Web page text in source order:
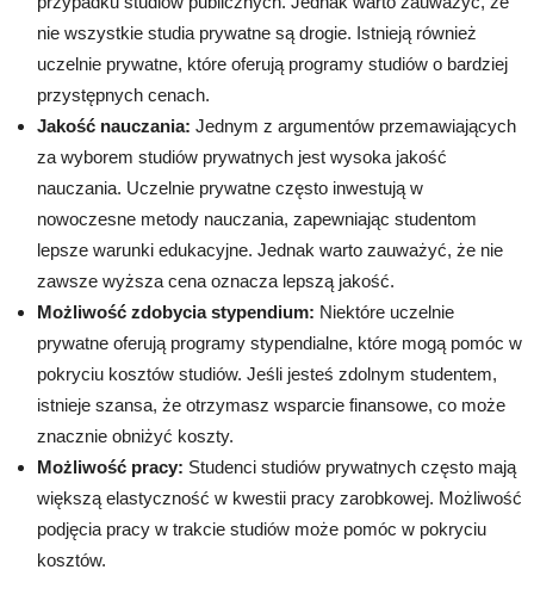
nie wszystkie studia prywatne są drogie. Istnieją również
uczelnie prywatne, które oferują programy studiów o bardziej
przystępnych cenach.
Jakość nauczania: Jednym z argumentów przemawiających
za wyborem studiów prywatnych jest wysoka jakość
nauczania. Uczelnie prywatne często inwestują w
nowoczesne metody nauczania, zapewniając studentom
lepsze warunki edukacyjne. Jednak warto zauważyć, że nie
zawsze wyższa cena oznacza lepszą jakość.
Możliwość zdobycia stypendium: Niektóre uczelnie
prywatne oferują programy stypendialne, które mogą pomóc w
pokryciu kosztów studiów. Jeśli jesteś zdolnym studentem,
istnieje szansa, że otrzymasz wsparcie finansowe, co może
znacznie obniżyć koszty.
Możliwość pracy: Studenci studiów prywatnych często mają
większą elastyczność w kwestii pracy zarobkowej. Możliwość
podjęcia pracy w trakcie studiów może pomóc w pokryciu
kosztów.